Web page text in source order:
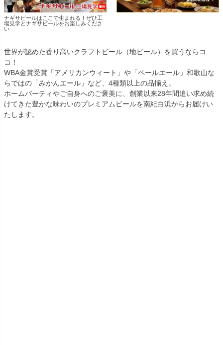
ナギサビールはここで生まれる！ぜひ工
場見学とナギサビールをお楽しみくださ
い
世界が認めた香り高いクラフトビール（地ビール）を買うならコ
コ！
WBA金賞受賞「アメリカンウィート」や「ペールエール」和歌山な
らではの「みかんエール」など、4種類以上の品揃え。
ホームパーティやご自身へのご褒美に、創業以来28年間追い求め続
けてきた豊かな味わいのプレミアムビールを南紀白浜からお届けい
たします。